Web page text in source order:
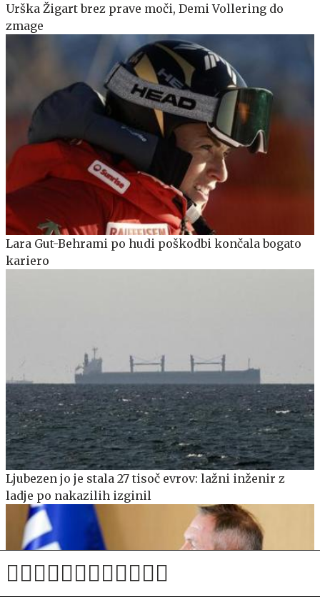
Urška Žigart brez prave moči, Demi Vollering do
zmage
Lara Gut-Behrami po hudi poškodbi končala bogato
kariero
Ljubezen jo je stala 27 tisoč evrov: lažni inženir z
ladje po nakazilih izginil